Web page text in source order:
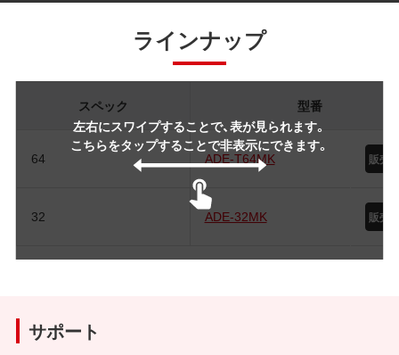
ラインナップ
左右にスワイプすることで、表が見られます。
こちらをタップすることで非表示にできます。
スペック 型番
64 ADE-T64MK
32 ADE-32MK
サポート